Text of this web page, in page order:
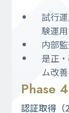
試行
験運用​
内部
是正
ム改善​
Phase 4
認証取得（